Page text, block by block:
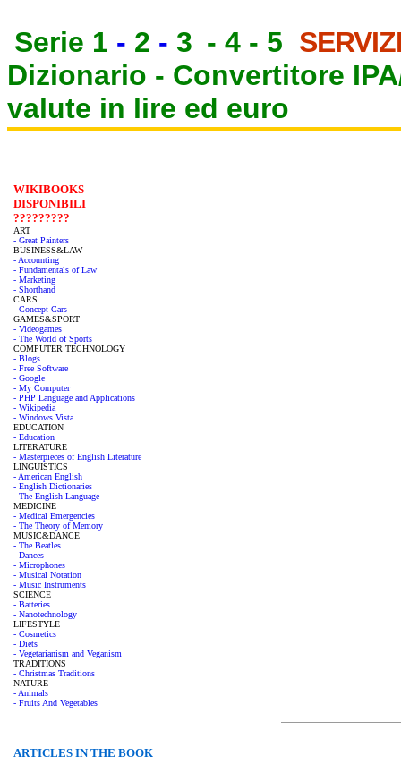
Serie 1 - 2 - 3 - 4 - 5
Dizionario - Convertitore
valute in lire ed euro
WIKIBOOKS
DISPONIBILI
?????????
ART
- Great Painters
BUSINESS&LAW
- Accounting
- Fundamentals of Law
- Marketing
- Shorthand
CARS
- Concept Cars
GAMES&SPORT
- Videogames
- The World of Sports
COMPUTER TECHNOLOGY
- Blogs
- Free Software
- Google
- My Computer
- PHP Language and Applications
- Wikipedia
- Windows Vista
EDUCATION
- Education
LITERATURE
- Masterpieces of English Literature
LINGUISTICS
- American English
- English Dictionaries
- The English Language
MEDICINE
- Medical Emergencies
- The Theory of Memory
MUSIC&DANCE
- The Beatles
- Dances
- Microphones
- Musical Notation
- Music Instruments
SCIENCE
- Batteries
- Nanotechnology
LIFESTYLE
- Cosmetics
- Diets
- Vegetarianism and Veganism
TRADITIONS
- Christmas Traditions
NATURE
- Animals
- Fruits And Vegetables
ARTICLES IN THE BOOK